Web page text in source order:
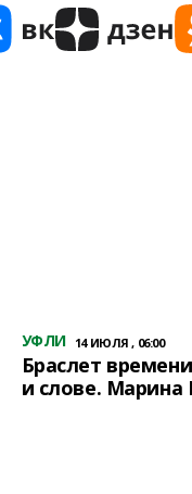
УФЛИ 14 ИЮЛЯ , 06:00
Браслет
и слове. Марина